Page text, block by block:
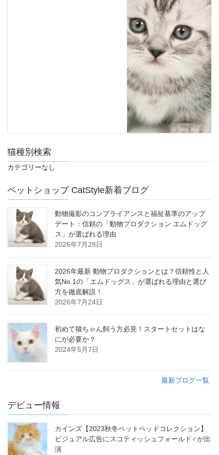
猫種別検索
カテゴリーなし
ペットショップ CatStyle新着ブログ
動物撮影のコンプライアンスと福祉基準のアップ
デート：信頼の「動物プロダクション エムドッグ
ス」が選ばれる理由
2026年7月28日
2026年最新 動物プロダクションとは？信頼性と人
気No.1の「エムドッグス」が選ばれる理由と選び
方を徹底解説！
2026年7月24日
初めて猫ちゃん飼う方必見！スタートセットはな
にが必要か？
2024年5月7日
最新ブログ一覧
デビュー情報
カインズ【2023秋冬ペットベッドコレクション】
ビジュアル広告にスコティッシュフォールド♂が出
演